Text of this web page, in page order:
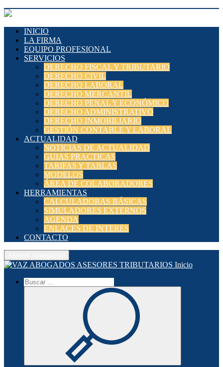
INICIO
LA FIRMA
EQUIPO PROFESIONAL
SERVICIOS
DERECHO FISCAL Y TRIBUTARIO
DERECHO CIVIL
DERECHO LABORAL
DERECHO MERCANTIL
DERECHO PENAL Y ECONÓMICO
DERECHO ADMINISTRATIVO
DERECHO INMOBILIARIO
GESTIÓN CONTABLE Y LABORAL
ACTUALIDAD
NOTICIAS DE ACTUALIDAD
GUIAS PRACTICAS
TARIFAS Y TABLAS
MODELOS
ÁREA DE COLABORADORES
HERRAMIENTAS
CALCULADORAS BÁSICAS
SIMULADORES EXTERNOS
AGENDA
ENLACES DE INTERES
CONTACTO
Inicio